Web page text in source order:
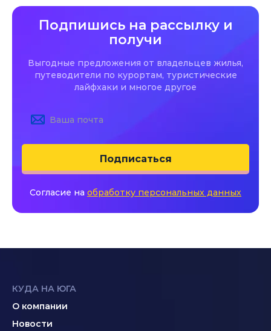
Подпишись на рассылку и
получи
Выгодные предложения от владельцев жилья,
путеводители по курортам, туристические
лайфхаки и многое другое
Подписаться
Согласие на обработку персональных данных
КУДА НА ЮГА
О компании
Новости